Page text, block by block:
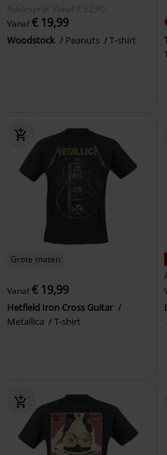
Adviesprijs
Vanaf € 22,90
Vanaf€ 19,99
Woodstock Peanuts T-shirt
Grote maten
Vanaf€ 19,99
Hetfield Iron Cross Guitar
Metallica
T-shirt